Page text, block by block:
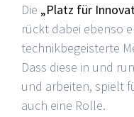
Die „Platz für
rückt dabei ebenso
technikbegeisterte
Dass diese in und
und arbeiten, spielt
auch eine Rolle.